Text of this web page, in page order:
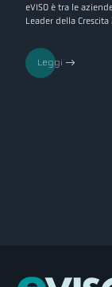
eVISO è tra le
Leader della
Leggi